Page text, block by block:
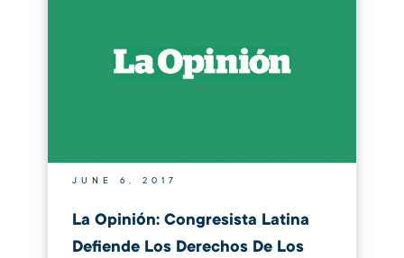
JUNE 6, 2017
La Opinión: Congresista Latina
Defiende Los Derechos De Los